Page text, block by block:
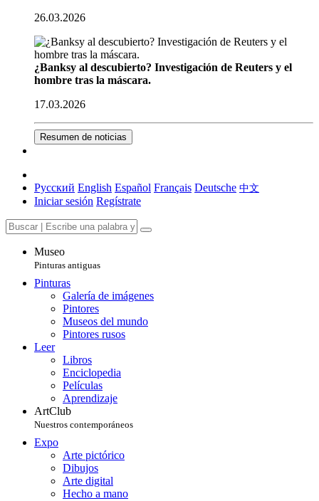
26.03.2026
¿Banksy al descubierto? Investigación de Reuters y el
hombre tras la máscara.
17.03.2026
Resumen de noticias
Русский English Español Français Deutsche 中文
Iniciar sesión Regístrate
Museo
Pinturas antiguas
Pinturas
Galería de imágenes
Pintores
Museos del mundo
Pintores rusos
Leer
Libros
Enciclopedia
Películas
Aprendizaje
ArtClub
Nuestros contemporáneos
Expo
Arte pictórico
Dibujos
Arte digital
Hecho a mano